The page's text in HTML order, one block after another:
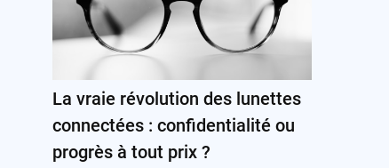
La vraie révolution des lunettes
connectées : confidentialité ou
progrès à tout prix ?